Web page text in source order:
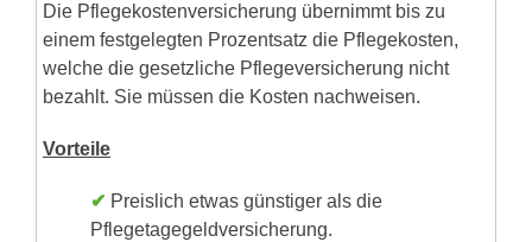
Die Pflegekostenversicherung übernimmt bis zu
einem festgelegten Prozentsatz die Pflegekosten,
welche die gesetzliche Pflegeversicherung nicht
bezahlt. Sie müssen die Kosten nachweisen.
Vorteile
✔ Preislich etwas günstiger als die
Pflegetagegeldversicherung.